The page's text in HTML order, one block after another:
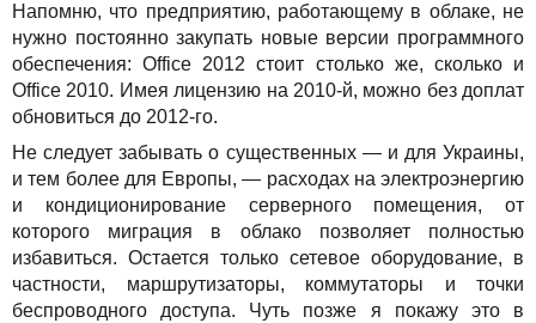
Напомню, что предприятию, работающему в облаке, не
нужно постоянно закупать новые версии программного
обеспечения: Office 2012 стоит столько же, сколько и
Office 2010. Имея лицензию на 2010-й, можно без доплат
обновиться до 2012-го.
Не следует забывать о существенных — и для Украины,
и тем более для Европы, — расходах на электроэнергию
и кондиционирование серверного помещения, от
которого миграция в облако позволяет полностью
избавиться. Остается только сетевое оборудование, в
частности, маршрутизаторы, коммутаторы и точки
беспроводного доступа. Чуть позже я покажу это в